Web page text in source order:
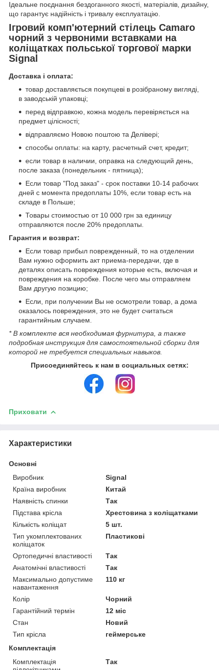
Ідеальне поєднання бездоганного якості, матеріалів, дизайну,
що гарантує надійність і тривалу експлуатацію.
Ігровий комп'ютерний стілець Camaro
чорний з червоними вставками на
коліщатках польської торгової марки
Signal
Доставка і оплата:
товар доставляється покупцеві в розібраному вигляді,
в заводській упаковці;
перед відправкою, кожна модель перевіряється на
предмет цілісності;
відправляємо Новою поштою та Делівері;
способы оплаты: на карту, расчетный счет, кредит;
если товар в наличии, оправка на следующий день,
после заказа (понедельник - пятница);
Если товар "Под заказ" - срок поставки 10-14 рабочих
дней с момента предоплаты 10%, если товар есть на
складе в Польше;
Товары стоимостью от 10 000 грн за единицу
отправляются после 20% предоплаты.
Гарантия и возврат:
Если товар прибыл поврежденный, то на отделении
Вам нужно оформить акт приема-передачи, где в
деталях описать повреждения которые есть, включая и
повреждения на коробке. После чего мы отправляем
Вам другую позицию;
Если, при получении Вы не осмотрели товар, а дома
оказалось повреждения, это не будет считаться
гарантийным случаем.
* В комплекте вся необходимая фурнитура, а также
подробная инструкция для самостоятельной сборки для
которой не требуется специальных навыков.
Присоединяйтесь к нам в социальных сетях:
Приховати
Характеристики
Основні
Виробник
Signal
Країна виробник
Китай
Наявність спинки
Так
Підстава крісла
Хрестовина з коліщатками
Кількість коліщат
5 шт.
Тип укомплектованих
коліщаток
Пластикові
Ортопедичні властивості
Так
Анатомічні властивості
Так
Максимально допустиме
навантаження
110 кг
Колір
Чорний
Гарантійний термін
12 міс
Стан
Новий
Тип крісла
геймерське
Комплектація
Комплектація
Так